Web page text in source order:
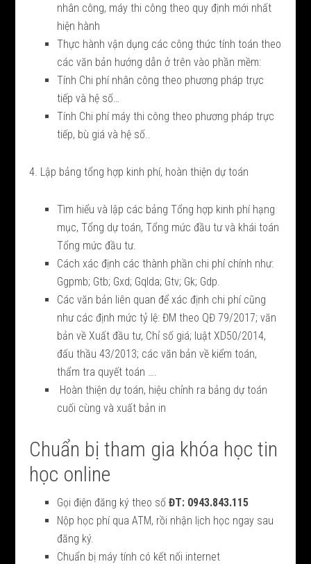
nhân công, máy thi công theo quy định mới nhất
hiện hành
Thực hành vận dụng các công thức tính toán theo
các văn bản hướng dẫn ở trên vào phần mềm:
Tính Chi phí nhân công theo phương pháp trực
tiếp và hệ số…
Tính Chi phí máy thi công theo phương pháp trực
tiếp, bù giá và hệ số..
4. Lập bảng tổng hợp kinh phí, hoàn thiện dự toán
Tìm hiểu và lập các bảng Tổng hợp kinh phí hạng
mục, Tổng dự toán, Tổng mức đầu tư và khái toán
Tổng mức đầu tư.
Cách xác định các thành phần chi phí chính như:
Ggpmb; Gtb; Gxd; Gqlda; Gtv; Gk; Gdp.
Các văn bản liên quan để xác định chi phí cũng
như các định mức tỷ lệ: ĐM theo QĐ 79/2017; văn
bản về Xuất đầu tư, Chỉ số giá; luật XD50/2014,
đấu thầu 43/2013; các văn bản về kiểm toán,
thẩm tra quyết toán ….
Hoàn thiện dự toán, hiệu chỉnh ra bảng dự toán
cuối cùng và xuất bản in
Chuẩn bị tham gia khóa học tin
học online
Gọi điện đăng ký theo sốĐT: 0943.843.115
Nộp học phí qua ATM, rồi nhận lịch học ngay sau
đăng ký.
Chuẩn bị máy tính có kết nối internet